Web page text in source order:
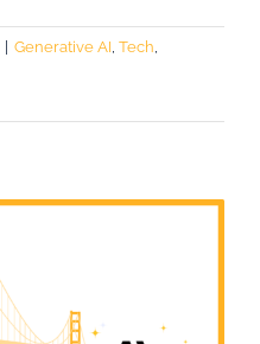
Generative AI, Tech,